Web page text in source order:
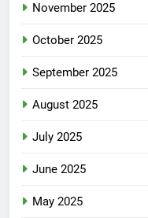
November 2025
October 2025
September 2025
August 2025
July 2025
June 2025
May 2025